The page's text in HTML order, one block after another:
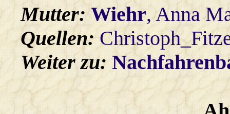
Mutter:Wiehr, Anna
Quellen:
Weiter zu: